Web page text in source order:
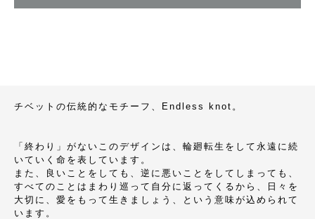
チベットの伝統的なモチーフ、Endless knot。
「終わり」がないこのデザインは、輪廻転生をして永遠に続
いていく命を表しています。
また、良いことをしても、逆に悪いことをしてしまっても、
すべてのことはまわり巡って自分に返ってくるから、日々を
大切に、愛をもって生きましょう、という意味が込められて
います。